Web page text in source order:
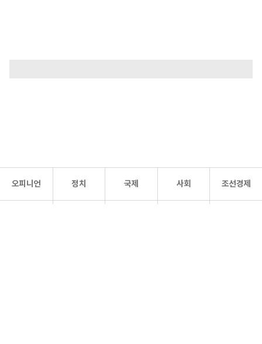
오피니언 정치 국제 사회 조선경제